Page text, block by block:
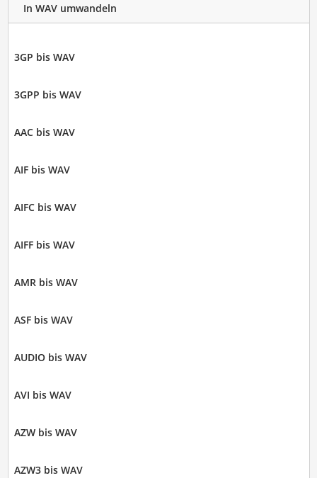
In WAV umwandeln
3GP bis WAV
3GPP bis WAV
AAC bis WAV
AIF bis WAV
AIFC bis WAV
AIFF bis WAV
AMR bis WAV
ASF bis WAV
AUDIO bis WAV
AVI bis WAV
AZW bis WAV
AZW3 bis WAV